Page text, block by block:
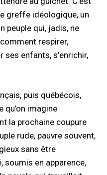
greffe idéologique, un
peuple qui, jadis, ne
respirer,
ses enfants, s’enrichir,
puis québécois,
qu’on imagine
la prochaine coupure
rude, pauvre souvent,
sans être
soumis en apparence,